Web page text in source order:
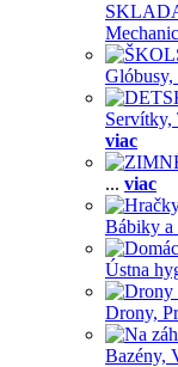
Glóbusy,
Servítky,
viac
... viac
Bábiky a
Ústna
Drony,
Bazény,